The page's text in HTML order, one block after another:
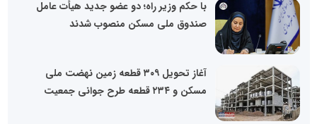
با حکم وزیر راه؛ دو عضو جدید هیأت عامل
صندوق ملی مسکن منصوب شدند
آغاز تحویل ۳۰۹ قطعه زمین نهضت ملی
مسکن و ۲۳۴ قطعه طرح جوانی جمعیت